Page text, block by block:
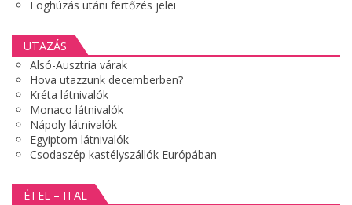
Foghúzás utáni fertőzés jelei
UTAZÁS
Alsó-Ausztria várak
Hova utazzunk decemberben?
Kréta látnivalók
Monaco látnivalók
Nápoly látnivalók
Egyiptom látnivalók
Csodaszép kastélyszállók Európában
ÉTEL – ITAL